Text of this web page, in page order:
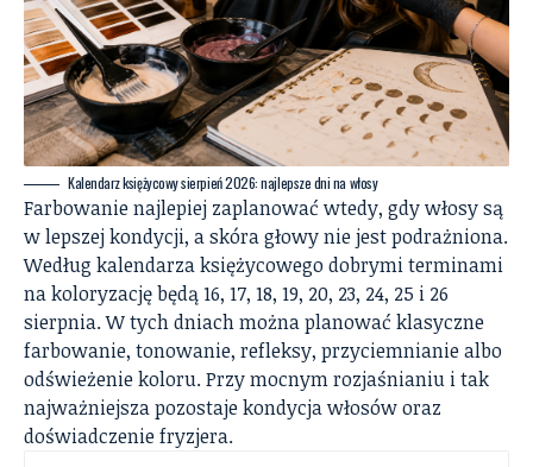
Kalendarz księżycowy sierpień 2026: najlepsze dni na włosy
Farbowanie najlepiej zaplanować wtedy, gdy włosy są
w lepszej kondycji, a skóra głowy nie jest podrażniona.
Według kalendarza księżycowego dobrymi terminami
na koloryzację będą 16, 17, 18, 19, 20, 23, 24, 25 i 26
sierpnia. W tych dniach można planować klasyczne
farbowanie, tonowanie, refleksy, przyciemnianie albo
odświeżenie koloru. Przy mocnym rozjaśnianiu i tak
najważniejsza pozostaje kondycja włosów oraz
doświadczenie fryzjera.